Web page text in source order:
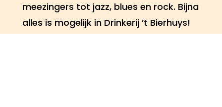
meezingers tot jazz, blues en rock. Bijna
alles is mogelijk in Drinkerij ’t Bierhuys!